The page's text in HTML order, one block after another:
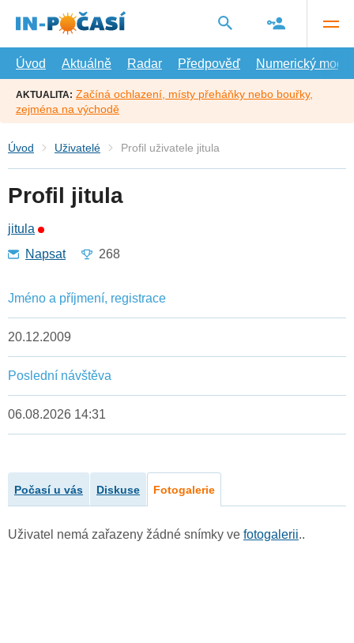
hlavní
Úvod
Aktuálně Radar Předpověď Numerický model
AKTUALITA: Začíná ochlazení, místy přeháňky nebo bouřky,
zejména na východě
Úvod Uživatelé Profil uživatele jitula
Profil jitula
jitula
Napsat
268
Jméno a příjmení, registrace
20.12.2009
Poslední návštěva
06.08.2026 14:31
Počasí u vás Diskuse Fotogalerie
Uživatel nemá zařazeny žádné snímky ve fotogalerii..